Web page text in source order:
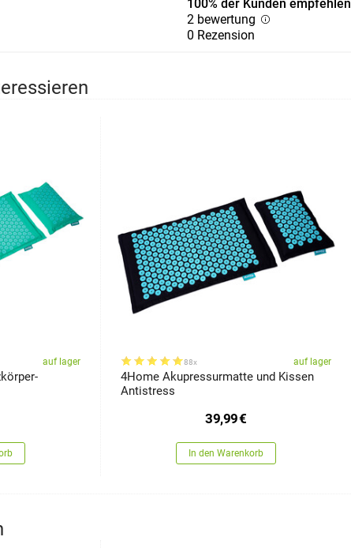
100% der Kunden empfehlen
2 bewertung
0 Rezension
auf lager 88x auf lager
4Home Akupressurmatte und Kissen
Antistress
39,99€
In den Warenkorb